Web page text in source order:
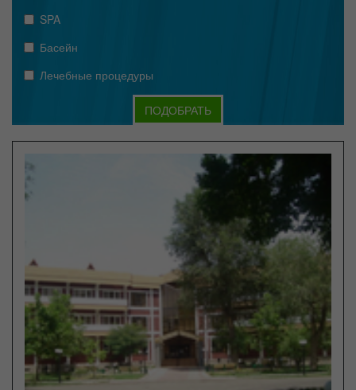
SPA
Басейн
Лечебные процедуры
ПОДОБРАТЬ